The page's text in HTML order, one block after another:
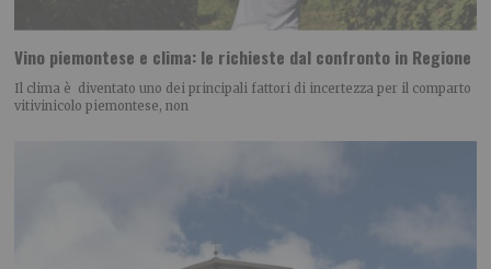
Vino piemontese e clima: le richieste dal confronto in Regione
Il clima è diventato uno dei principali fattori di incertezza per il comparto
vitivinicolo piemontese, non